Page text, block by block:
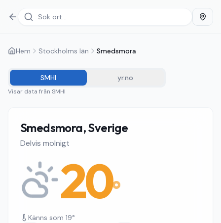
Hem Stockholms län Smedsmora
SMHI yr.no
Visar data från SMHI
Smedsmora, Sverige
Delvis molnigt
20°
Känns som 19°